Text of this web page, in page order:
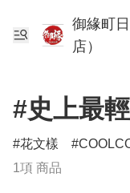
御緣町
店）
#史上最輕
花文樣
1項 商品